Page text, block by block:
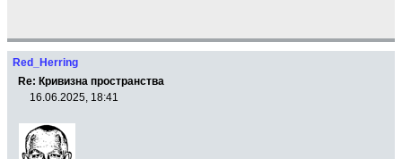
Red_Herring
Re: Кривизна пространства
16.06.2025, 18:41